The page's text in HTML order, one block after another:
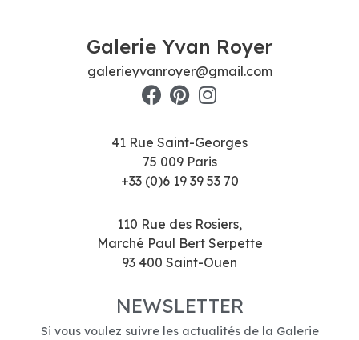
Galerie Yvan Royer
galerieyvanroyer@gmail.com
41 Rue Saint-Georges
75 009 Paris
+33 (0)6 19 39 53 70
110 Rue des Rosiers,
Marché Paul Bert Serpette
93 400 Saint-Ouen
NEWSLETTER
Si vous voulez suivre les actualités de la Galerie